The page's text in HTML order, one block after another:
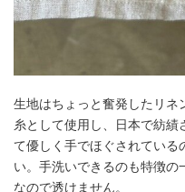
生地はちょっと奮発したリネ
糸として使用し、日本で紡績
て優しく手でほぐされている
い。手洗いできるのも特徴の
なので透けません。